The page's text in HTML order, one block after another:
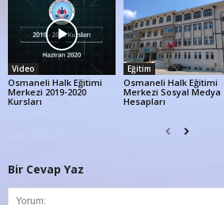
Video
Osmaneli Halk Eğitimi
Merkezi 2019-2020
Kursları
Eğitim
Osmaneli Halk Eğitimi
Merkezi Sosyal Medya
Hesapları
Bir Cevap Yaz